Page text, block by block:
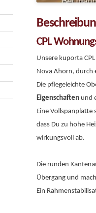
CPL
Unsere kuporta
Nova Ahorn, durch
Die pflegeleichte
Eigenschaften und
Eine Vollspanplatte
dass Du zu hohe
wirkungsvoll ab.
Die runden
Übergang und
Ein